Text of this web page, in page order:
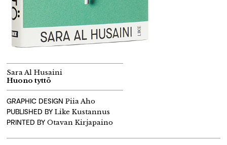
Sara Al Husaini
Huono tyttö
GRAPHIC DESIGN Piia Aho
PUBLISHED BY Like Kustannus
PRINTED BY Otavan Kirjapaino